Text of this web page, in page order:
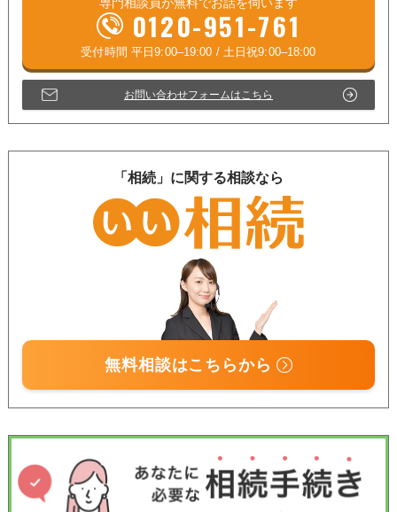
0120-951-761
お問い合わせフォームはこちら
「相続」に関する相談なら
無料相談はこちらから